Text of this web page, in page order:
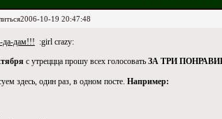
2006-10-19 20:47:48
да-дам!!! :girl crazy:
с утреццца прошу всех голосовать ЗА ТРИ
здесь, один раз, в одном посте. Например: